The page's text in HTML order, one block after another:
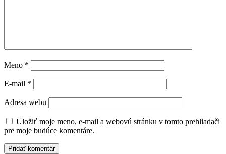
Meno *
E-mail *
Adresa webu
Uložiť moje meno, e-mail a webovú stránku v tomto prehliadači
pre moje budúce komentáre.